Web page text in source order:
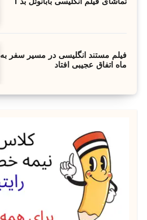
تماشای فیلم انگلیسی بابانوئل بد 1
فیلم مستند انگلیسی در مسیر سفر به
ماه اتفاق عجیبی افتاد